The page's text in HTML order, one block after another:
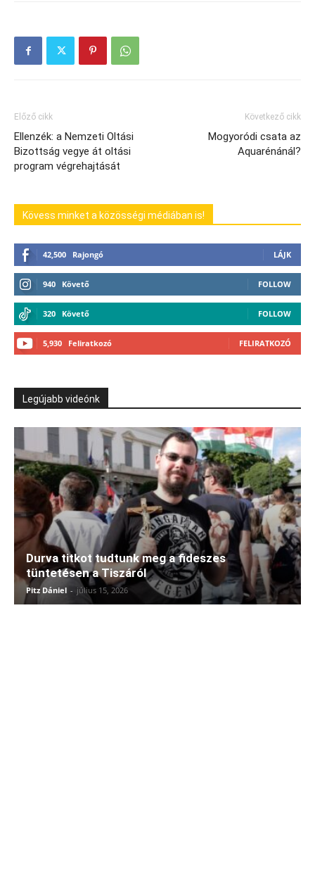
Előző cikk
Ellenzék: a Nemzeti Oltási
Bizottság vegye át oltási
program végrehajtását
Következő cikk
Mogyoródi csata az
Aquarénánál?
Kövess minket a közösségi médiában is!
42,500 Rajongó LÁJK
940 Követő FOLLOW
320 Követő FOLLOW
5,930 Feliratkozó FELIRATKOZÓ
Legújabb videónk
Durva titkot tudtunk meg a fideszes
tüntetésen a Tiszáról
Pitz Dániel - július 15, 2026